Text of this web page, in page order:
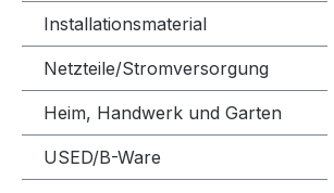
Installationsmaterial
Netzteile/Stromversorgung
Heim, Handwerk und Garten
USED/B-Ware